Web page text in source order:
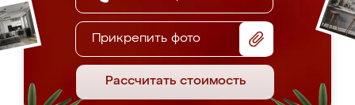
Прикрепить фото
Рассчитать стоимость